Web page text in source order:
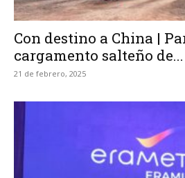
Con destino a China |
cargamento salteño de...
21 de febrero, 2025